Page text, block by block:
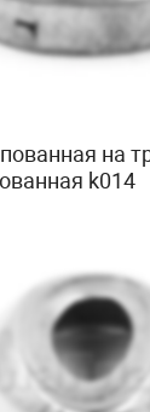
на
k014